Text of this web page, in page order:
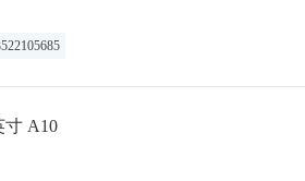
寸 A10